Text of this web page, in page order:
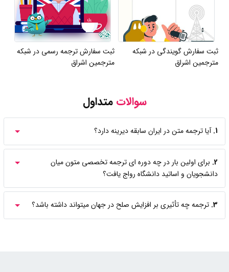
ثبت سفارش گویندگی در شبکه
مترجمین اشراق
ثبت سفارش ترجمه رسمی در شبکه
مترجمین اشراق
سوالاتمتداول
1. آیا ترجمه متن در ایران سابقه دیرینه دارد؟
2. برای اولین بار در چه دوره ای ترجمه تخصصی متون میان
دانشجویان و اساتید دانشگاه رواج یافت؟
3. ترجمه چه تأثیری بر افزایش صلح در جهان میتواند داشته باشد؟